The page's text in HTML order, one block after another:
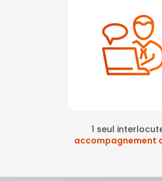
1 seul
accompagnement